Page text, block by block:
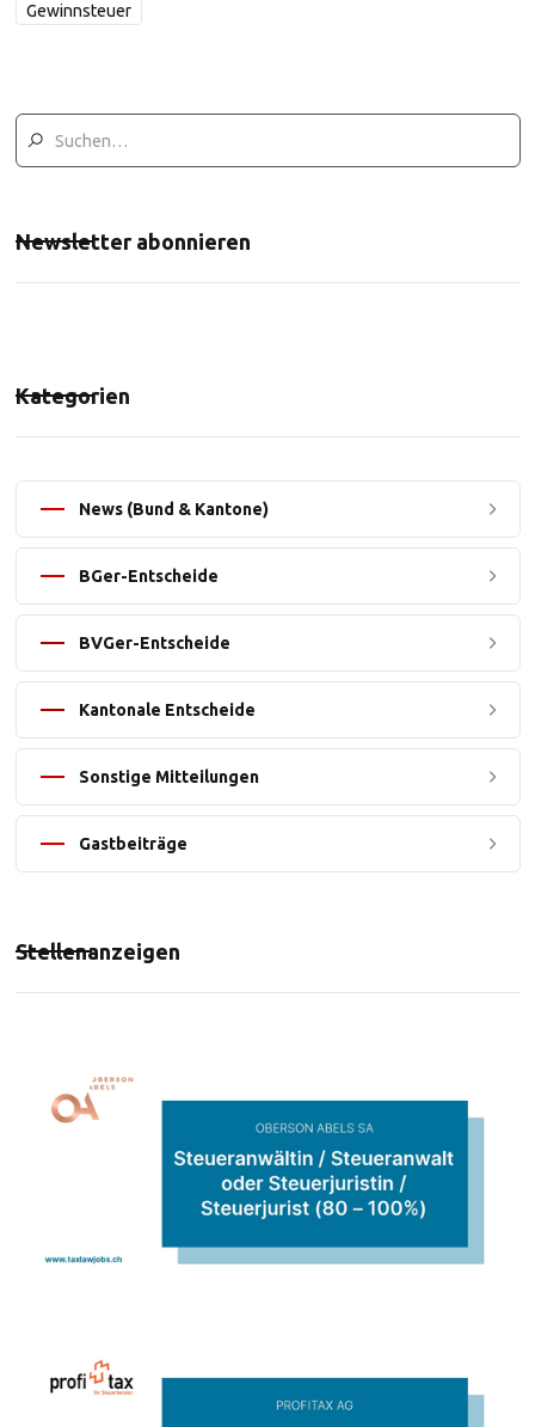
Gewinnsteuer
Newsletter abonnieren
Kategorien
News (Bund & Kantone)
BGer-Entscheide
BVGer-Entscheide
Kantonale Entscheide
Sonstige Mitteilungen
Gastbeiträge
Stellenanzeigen